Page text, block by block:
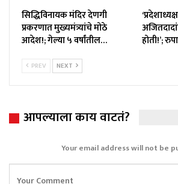
सिद्धिविनायक मंदिर देणगी
प्रकरणात मुख्यमंत्र्यांचे मोठे
आदेश!; गेल्या ५ वर्षांतील…
होती!’;
PREV NEXT
आपल्याला काय वाटतं?
Your email address will not be